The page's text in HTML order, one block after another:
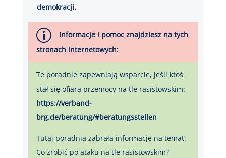
demokracji.
p
Informacje i pomoc znajdziesz na tych
stronach internetowych:
Te poradnie zapewniają wsparcie, jeśli ktoś
stał się ofiarą przemocy na tle rasistowskim:
https://verband-
brg.de/beratung/#beratungsstellen
Tutaj poradnia zabrała informacje na temat:
Co zrobić po ataku na tle rasistowskim?